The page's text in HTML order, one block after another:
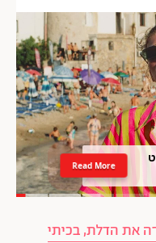
Read More
את הדלת, בכיתי